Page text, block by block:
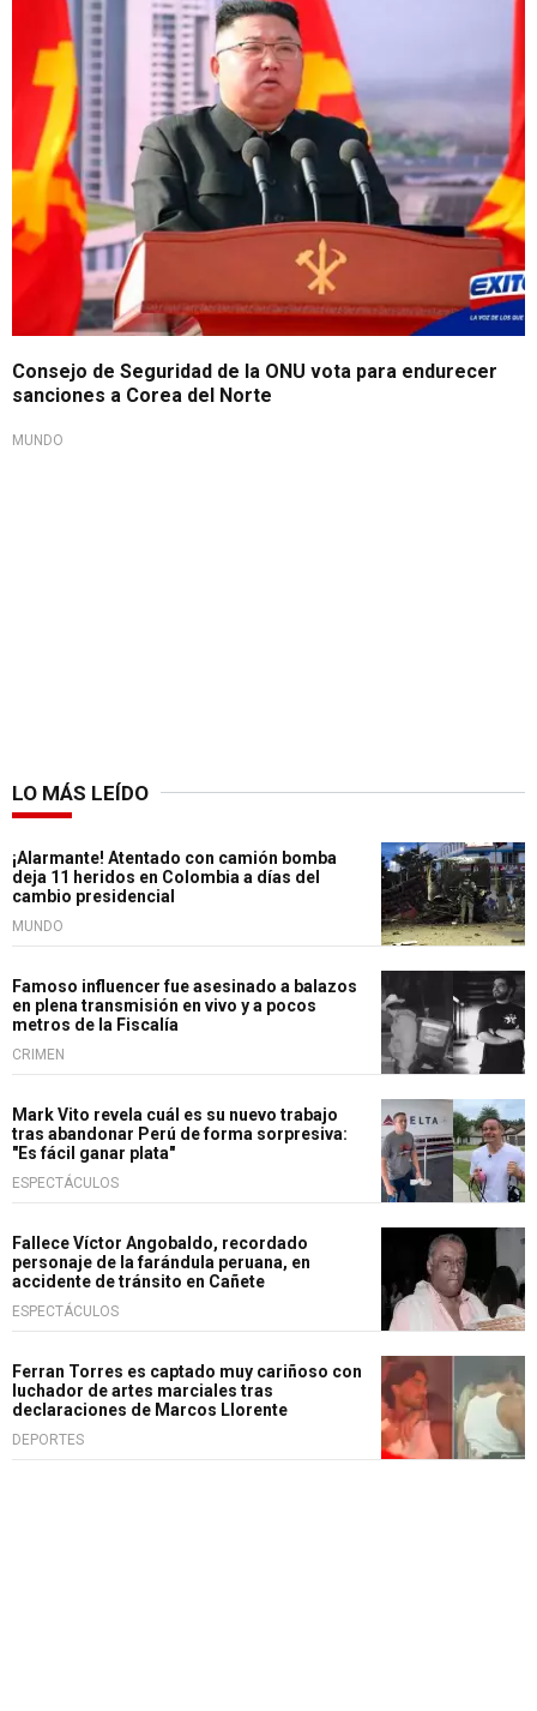
Consejo de Seguridad de la ONU vota para endurecer
sanciones a Corea del Norte
MUNDO
LO MÁS LEÍDO
¡Alarmante! Atentado con camión bomba
deja 11 heridos en Colombia a días del
cambio presidencial
MUNDO
Famoso influencer fue asesinado a balazos
en plena transmisión en vivo y a pocos
metros de la Fiscalía
CRIMEN
Mark Vito revela cuál es su nuevo trabajo
tras abandonar Perú de forma sorpresiva:
"Es fácil ganar plata"
ESPECTÁCULOS
Fallece Víctor Angobaldo, recordado
personaje de la farándula peruana, en
accidente de tránsito en Cañete
ESPECTÁCULOS
Ferran Torres es captado muy cariñoso con
luchador de artes marciales tras
declaraciones de Marcos Llorente
DEPORTES